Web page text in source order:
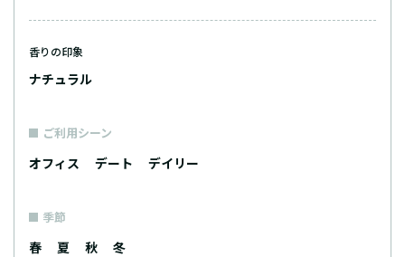
香りの印象
ナチュラル
ご利用シーン
オフィス デート デイリー
季節
春 夏 秋 冬